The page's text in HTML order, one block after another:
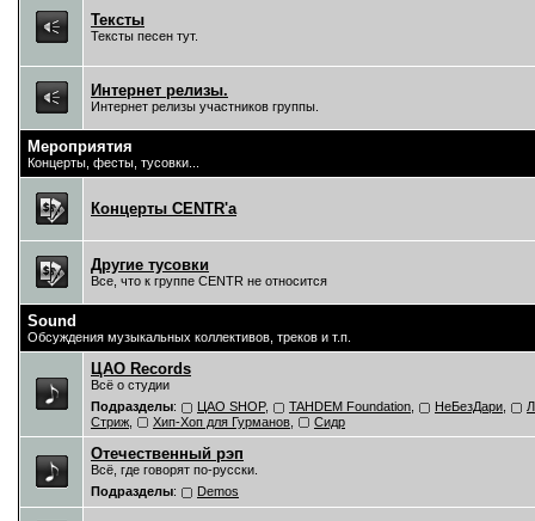
Тексты
Тексты песен тут.
Интернет релизы.
Интернет релизы участников группы.
Мероприятия
Концерты, фесты, тусовки...
Концерты CENTR'a
Другие тусовки
Все, что к группе CENTR не относится
Sound
Обсуждения музыкальных коллективов, треков и т.п.
ЦAO Records
Всё о студии
Подразделы: ЦАО SHOP, TAHDEM Foundation НеБезДари
Стриж
Хип-Хоп для Гурманов Сидр
Отечественный рэп
Всё, где говорят по-русски.
Подразделы: Demos